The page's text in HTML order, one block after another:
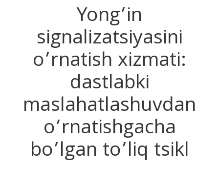
Yong’in
signalizatsiyasini
o’rnatish xizmati:
dastlabki
maslahatlashuvdan
o’rnatishgacha
bo’lgan to’liq tsikl